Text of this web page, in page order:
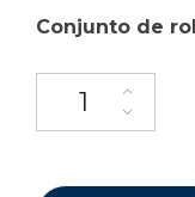
Conjunto de